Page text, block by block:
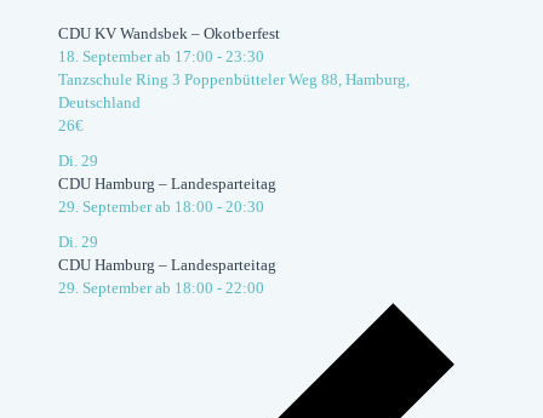
CDU KV Wandsbek – Okotberfest
18. September ab 17:00 -23:30
Tanzschule Ring 3Poppenbütteler Weg 88, Hamburg,
Deutschland
26€
Di.29
CDU Hamburg – Landesparteitag
29. September ab 18:00 -20:30
Di.29
CDU Hamburg – Landesparteitag
29. September ab 18:00 -22:00